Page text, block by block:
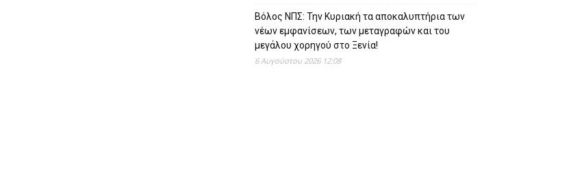
Βόλος ΝΠΣ: Την Κυριακή τα αποκαλυπτήρια των
νέων εμφανίσεων, των μεταγραφών και του
μεγάλου χορηγού στο Ξενία!
6 Αυγούστου 2026 12:08